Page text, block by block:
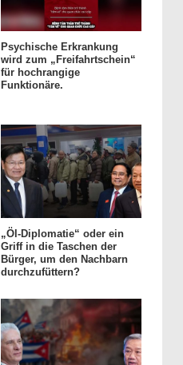
Psychische Erkrankung
wird zum „Freifahrtschein“
für hochrangige
Funktionäre.
„Öl-Diplomatie“ oder ein
Griff in die Taschen der
Bürger, um den Nachbarn
durchzufüttern?